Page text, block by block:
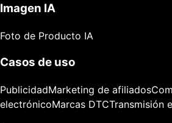
Imagen IA
Foto de Producto IA
Casos de uso
PublicidadMarketing de afiliados
electrónicoMarcas DTCTransmisión